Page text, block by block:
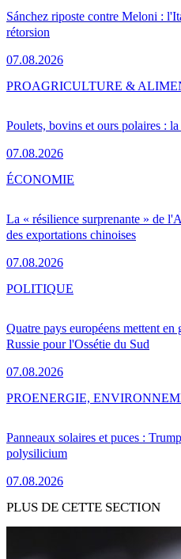
Sánchez riposte contre Meloni :
rétorsion
07.08.2026
Poulets, bovins et ours polaires :
07.08.2026
PROAGRICULTURE &
La « résilience surprenante » de
des exportations chinoises
07.08.2026
ÉCONOMIE
Quatre pays européens mettent en
Russie pour l'Ossétie du Sud
07.08.2026
POLITIQUE
Panneaux solaires et puces :
polysilicium
07.08.2026
PROENERGIE,
PLUS DE CETTE SECTION